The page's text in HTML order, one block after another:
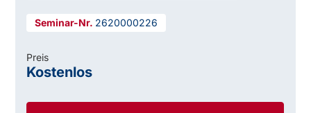
2620000226
Preis
Kostenlos